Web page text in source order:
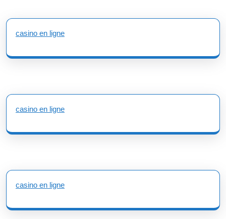
casino en ligne
casino en ligne
casino en ligne